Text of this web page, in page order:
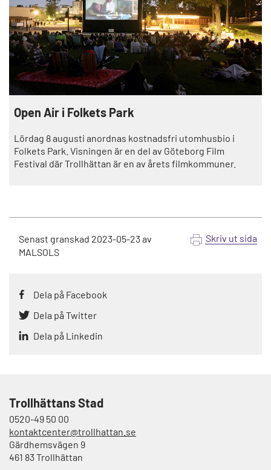
Open Air i Folkets Park
Lördag 8 augusti anordnas kostnadsfri utomhusbio i
Folkets Park. Visningen är en del av Göteborg Film
Festival där Trollhättan är en av årets filmkommuner.
Senast granskad 2023-05-23av
MALSOLS
Skriv ut sida
Dela på Facebook
Dela på Twitter
Dela på Linkedin
Trollhättans Stad
0520-49 50 00
kontaktcenter@trollhattan.se
Gärdhemsvägen 9
461 83 Trollhättan